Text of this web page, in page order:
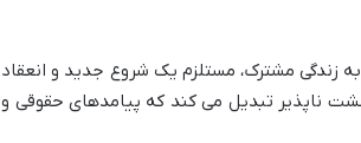
زندگی مشترک، مستلزم یک شروع جدید و انعقاد
ناپذیر تبدیل می کند که پیامدهای حقوقی و